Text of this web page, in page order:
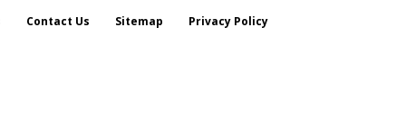
Contact Us Sitemap Privacy Policy